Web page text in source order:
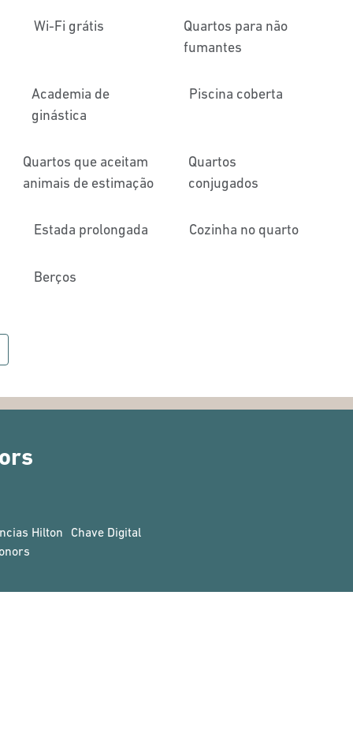
Wi-Fi grátis
Quartos para não
fumantes
Academia de
ginástica
Piscina coberta
Quartos que aceitam
animais de estimação
Quartos
conjugados
Estada prolongada Cozinha no quarto
Berços
Hilton
Chave Digital